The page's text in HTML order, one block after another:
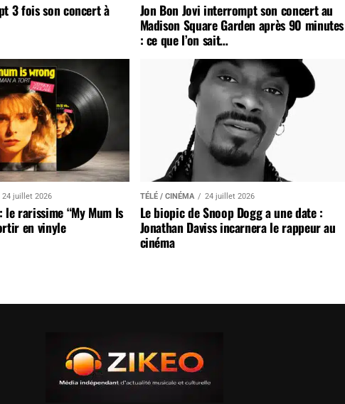
3 fois son concert à
Jon Bon Jovi interrompt son concert au
Madison Square Garden après 90 minutes
: ce que l’on sait…
24 juillet 2026
le rarissime “My Mum Is
en vinyle
TÉLÉ / CINÉMA 24 juillet 2026
Le biopic de Snoop Dogg a une date :
Jonathan Daviss incarnera le rappeur au
cinéma